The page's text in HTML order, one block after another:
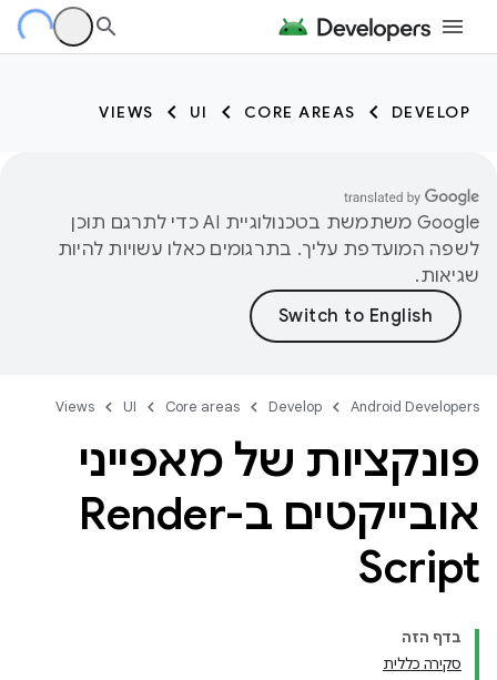
DEVELOP
CORE AREAS
UI
VIEWS
‫Google משתמשת בטכנולוגיית AI כדי לתרגם תוכן
לשפה המועדפת עליך. בתרגומים כאלו עשויות להיות
שגיאות.
Android Developers
Develop
Core areas
UI
Views
פונקציות של מאפייני
אובייקטים ב-Render
Script
בדף הזה
סקירה כללית